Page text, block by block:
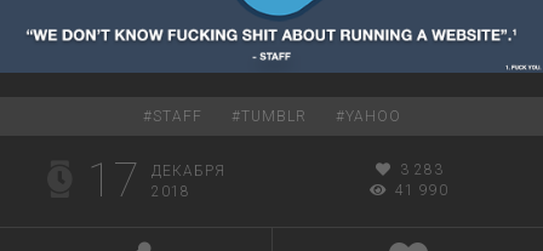
#STAFF #TUMBLR #YAHOO
17
ДЕКАБРЯ
2018
3 283
41 990